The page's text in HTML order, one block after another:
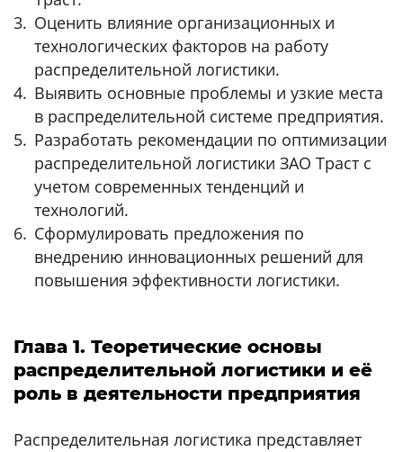
Оценить влияние организационных и
технологических факторов на работу
распределительной логистики.
Выявить основные проблемы и узкие места
в распределительной системе предприятия.
Разработать рекомендации по оптимизации
распределительной логистики ЗАО Траст с
учетом современных тенденций и
технологий.
Сформулировать предложения по
внедрению инновационных решений для
повышения эффективности логистики.
Глава 1. Теоретические основы
распределительной логистики и её
роль в деятельности предприятия
Распределительная логистика представляет